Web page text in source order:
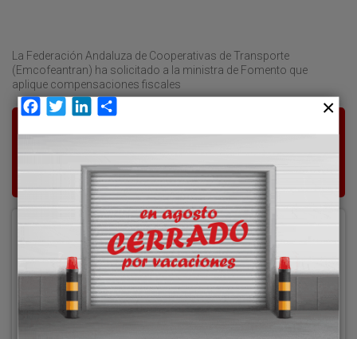
La Federación Andaluza de Cooperativas de Transporte
(Emcofeantran) ha solicitado a la ministra de Fomento que
aplique compensaciones fiscales
Para poder seguir leyendo hay que estar
suscrito a Transporte XXI, el periódico
del transporte y la logística en España.
Acceder
Nombre de usuario
Facebook
TwitterLinkedIn